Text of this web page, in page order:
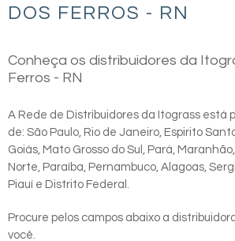
DOS FERROS - RN
Conheça os distribuidores da
Ferros - RN
A Rede de Distribuidores da Itograss está
de: São Paulo, Rio de Janeiro, Espirito
Goiás, Mato Grosso do Sul, Pará,
Norte, Paraíba, Pernambuco, Alagoas,
Piauí e Distrito Federal.
Procure pelos campos abaixo a
você.